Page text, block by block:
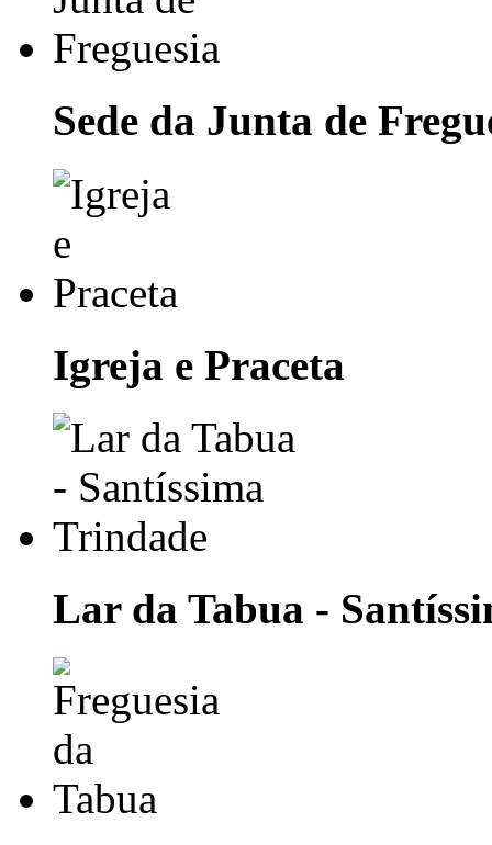
Sede da Junta de
Igreja e Praceta
Lar da Tabua -